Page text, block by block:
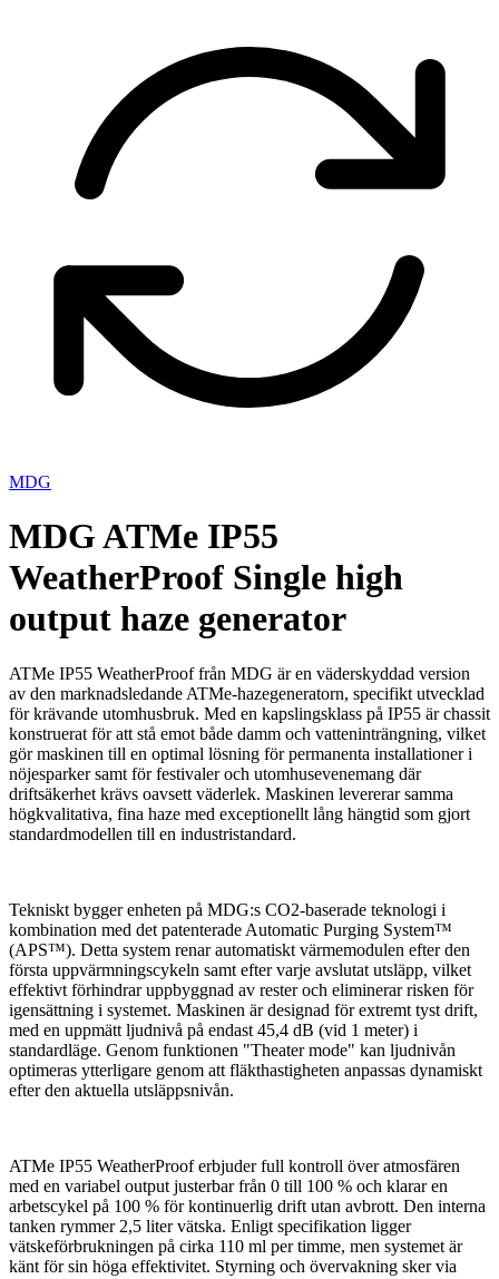
MDG
MDG ATMe IP55
WeatherProof Single high
output haze generator
ATMe IP55 WeatherProof från MDG är en väderskyddad version
av den marknadsledande ATMe-hazegeneratorn, specifikt utvecklad
för krävande utomhusbruk. Med en kapslingsklass på IP55 är chassit
konstruerat för att stå emot både damm och vatteninträngning, vilket
gör maskinen till en optimal lösning för permanenta installationer i
nöjesparker samt för festivaler och utomhusevenemang där
driftsäkerhet krävs oavsett väderlek. Maskinen levererar samma
högkvalitativa, fina haze med exceptionellt lång hängtid som gjort
standardmodellen till en industristandard.
Tekniskt bygger enheten på MDG:s CO2-baserade teknologi i
kombination med det patenterade Automatic Purging System™
(APS™). Detta system renar automatiskt värmemodulen efter den
första uppvärmningscykeln samt efter varje avslutat utsläpp, vilket
effektivt förhindrar uppbyggnad av rester och eliminerar risken för
igensättning i systemet. Maskinen är designad för extremt tyst drift,
med en uppmätt ljudnivå på endast 45,4 dB (vid 1 meter) i
standardläge. Genom funktionen "Theater mode" kan ljudnivån
optimeras ytterligare genom att fläkthastigheten anpassas dynamiskt
efter den aktuella utsläppsnivån.
ATMe IP55 WeatherProof erbjuder full kontroll över atmosfären
med en variabel output justerbar från 0 till 100 % och klarar en
arbetscykel på 100 % för kontinuerlig drift utan avbrott. Den interna
tanken rymmer 2,5 liter vätska. Enligt specifikation ligger
vätskeförbrukningen på cirka 110 ml per timme, men systemet är
känt för sin höga effektivitet. Styrning och övervakning sker via